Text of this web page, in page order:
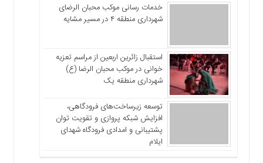
خدمات رسانی موکب محبان الرضای
شهرداری منطقه ۴ در مسیر مشایه
استقبال زائرین اربعین از مراسم تعزیه
خوانی در موکب محبان الرضا (ع)
شهرداری منطقه یک
توسعه زیرساخت‌های فرودگاهی،
افزایش شبکه پروازی و تقویت توان
پشتیبانی و امدادی فرودگاه شهدای
ایلام